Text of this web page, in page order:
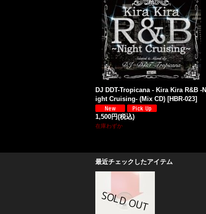
DJ DDT-Tropicana - Kira Kira R&B -N
ight Cruising- (Mix CD) [HBR-023]
1,500円(税込)
在庫わずか
最近チェックしたアイテム